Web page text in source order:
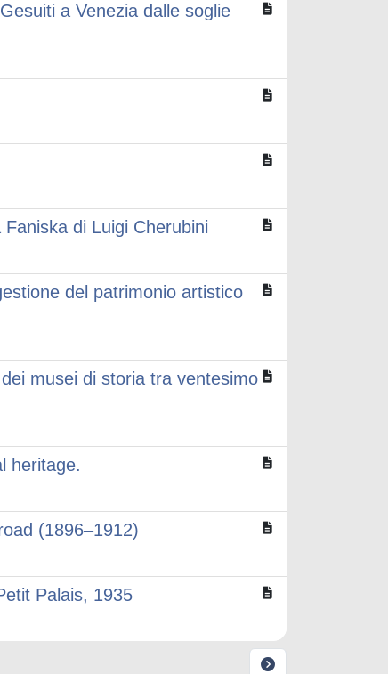
a Venezia dalle soglie
di Luigi Cherubini
del patrimonio artistico
musei di storia tra ventesimo
heritage.
(1896–1912)
Palais, 1935